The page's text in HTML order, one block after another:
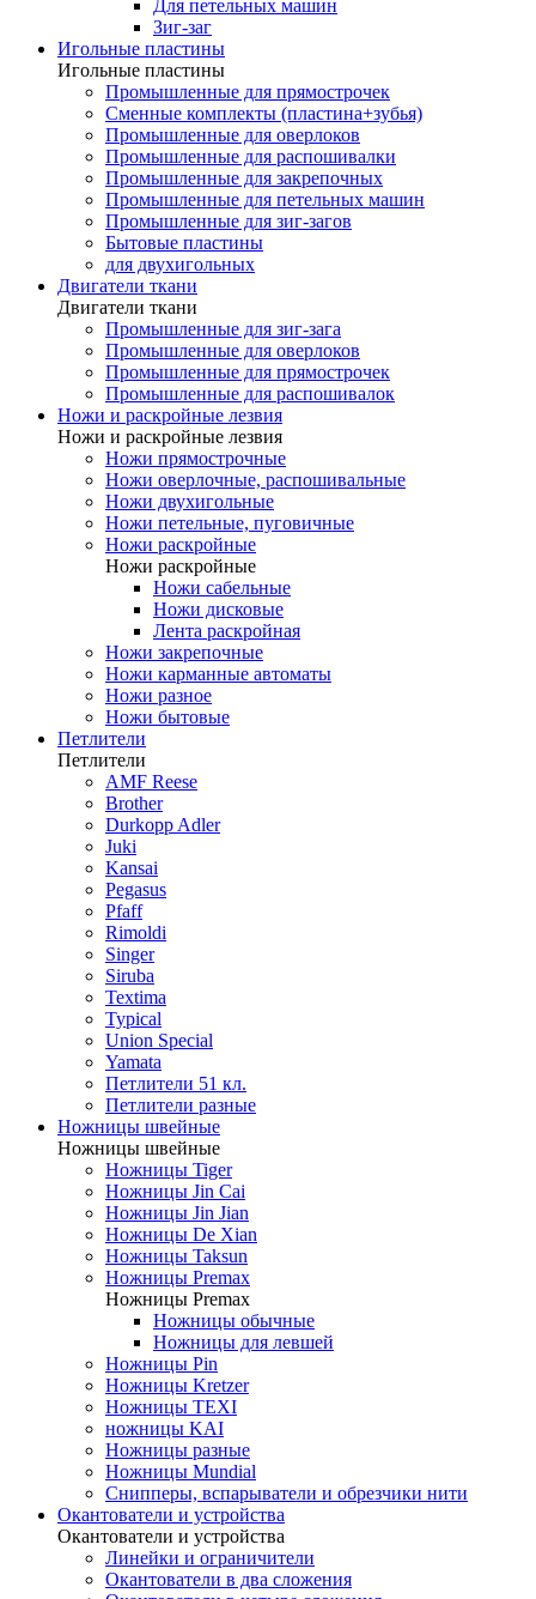
Для петельных машин
Зиг-заг
Игольные пластины
Игольные пластины
Промышленные для прямострочек
Сменные комплекты (пластина+зубья)
Промышленные для оверлоков
Промышленные для распошивалки
Промышленные для закрепочных
Промышленные для петельных машин
Промышленные для зиг-загов
Бытовые пластины
для двухигольных
Двигатели ткани
Двигатели ткани
Промышленные для зиг-зага
Промышленные для оверлоков
Промышленные для прямострочек
Промышленные для распошивалок
Ножи и раскройные лезвия
Ножи и раскройные лезвия
Ножи прямострочные
Ножи оверлочные, распошивальные
Ножи двухигольные
Ножи петельные, пуговичные
Ножи раскройные
Ножи раскройные
Ножи сабельные
Ножи дисковые
Лента раскройная
Ножи закрепочные
Ножи карманные автоматы
Ножи разное
Ножи бытовые
Петлители
Петлители
AMF Reese
Brother
Durkopp Adler
Juki
Kansai
Pegasus
Pfaff
Rimoldi
Singer
Siruba
Textima
Typical
Union Special
Yamata
Петлители 51 кл.
Петлители разные
Ножницы швейные
Ножницы швейные
Ножницы Tiger
Ножницы Jin Cai
Ножницы Jin Jian
Ножницы De Xian
Ножницы Taksun
Ножницы Premax
Ножницы Premax
Ножницы обычные
Ножницы для левшей
Ножницы Pin
Ножницы Kretzer
Ножницы TEXI
ножницы KAI
Ножницы разные
Ножницы Mundial
Снипперы, вспарыватели и обрезчики нити
Окантователи и устройства
Окантователи и устройства
Линейки и ограничители
Окантователи в два сложения